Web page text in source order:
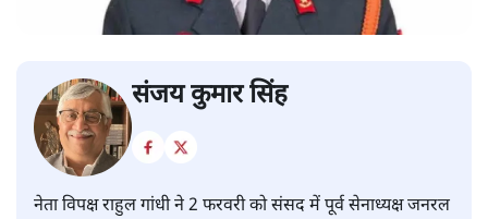
संजय कुमार सिंह
नेता विपक्ष राहुल गांधी ने 2 फरवरी को संसद में पूर्व सेनाध्यक्ष जनरल